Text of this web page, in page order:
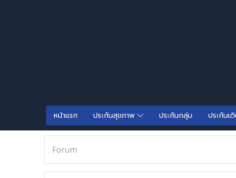
หน้าแรก ประกันสุขภาพ ประกันกลุ่ม ประกันเ
Forum